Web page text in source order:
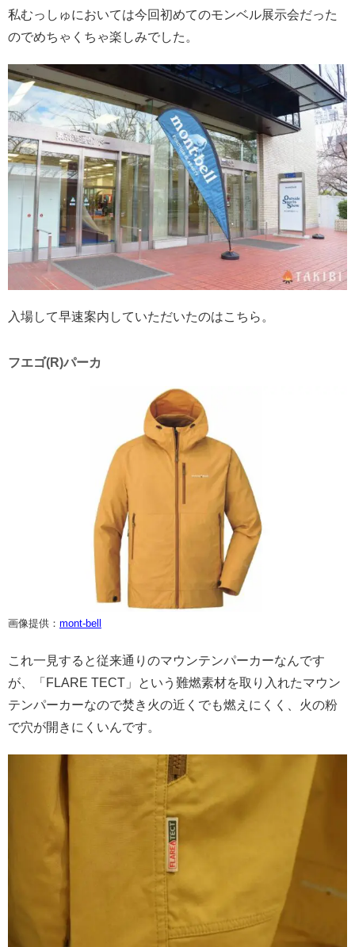
私むっしゅにおいては今回初めてのモンベル展示会だった
のでめちゃくちゃ楽しみでした。
入場して早速案内していただいたのはこちら。
フエゴ(R)パーカ
画像提供： mont-bell
これ一見すると従来通りのマウンテンパーカーなんです
が、「FLARE TECT」という難燃素材を取り入れたマウン
テンパーカーなので焚き火の近くでも燃えにくく、火の粉
で穴が開きにくいんです。